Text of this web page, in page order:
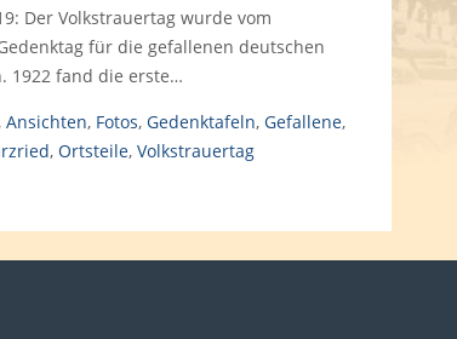
Der Volkstrauertag wurde vom
für die gefallenen deutschen
1922 fand die erste…
Ansichten, Fotos, Gedenktafeln, Gefallene,
, Ortsteile, Volkstrauertag